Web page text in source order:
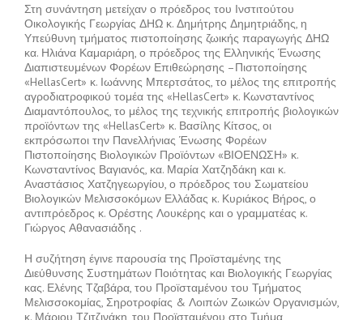
Στη συνάντηση μετείχαν ο πρόεδρος του Ινστιτούτου
Οικολογικής Γεωργίας ΔΗΩ κ. Δημήτρης Δημητριάδης, η
Υπεύθυνη τμήματος πιστοποίησης ζωικής παραγωγής ΔΗΩ
κα. Ηλιάνα Καμαριάρη, ο πρόεδρος της Ελληνικής Ένωσης
Διαπιστευμένων Φορέων Επιθεώρησης –Πιστοποίησης
«HellasCert» κ. Ιωάννης Μπερτσάτος, το μέλος της επιτροπής
αγροδιατροφικού τομέα της «HellasCert» κ. Κωνσταντίνος
Διαμαντόπουλος, το μέλος της τεχνικής επιτροπής βιολογικών
προϊόντων της «HellasCert» κ. Βασίλης Κίτσος, οι
εκπρόσωποι την Πανελλήνιας Ένωσης Φορέων
Πιστοποίησης Βιολογικών Προϊόντων «ΒΙΟΕΝΩΣΗ» κ.
Κωνσταντίνος Βαγιανός, κα. Μαρία Χατζηδάκη και κ.
Αναστάσιος Χατζηγεωργίου, ο πρόεδρος του Σωματείου
Βιολογικών Μελισσοκόμων Ελλάδας κ. Κυριάκος Βήρος, ο
αντιπρόεδρος κ. Ορέστης Λουκέρης και ο γραμματέας κ.
Γιώργος Αθανασιάδης .
Η συζήτηση έγινε παρουσία της Προϊσταμένης της
Διεύθυνσης Συστημάτων Ποιότητας και Βιολογικής Γεωργίας
κας. Ελένης Τζαβάρα, του Προϊσταμένου του Τμήματος
Μελισσοκομίας, Σηροτροφίας & Λοιπών Ζωικών Οργανισμών,
κ. Μάριου Τζιτζινάκη, του Προϊσταμένου στο Τμήμα